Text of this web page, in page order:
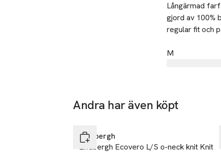
Långärmad
gjord av 100%
M
DK-9200
E-post
Andra har även köpt
Lindbergh
Lindbergh Ecovero L/S o-neck knit Knit